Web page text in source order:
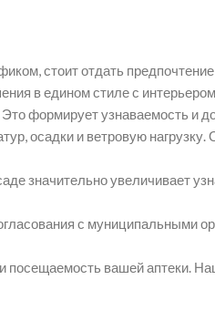
стоит отдать
в едином стиле с
формирует узнаваемость и
осадки и ветровую нагрузку.
значительно увеличивает
с муниципальными
посещаемость вашей аптеки.